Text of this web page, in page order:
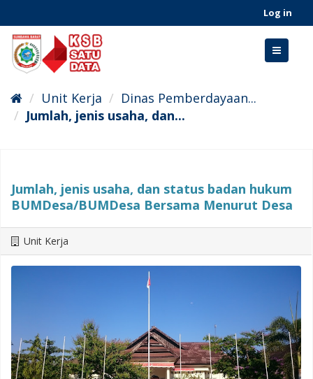
content
Log in
Toggle
Unit Kerja
Dinas Pemberdayaan...
Jumlah, jenis usaha, dan...
Jumlah, jenis usaha, dan status badan hukum
BUMDesa/BUMDesa Bersama Menurut Desa
Unit Kerja